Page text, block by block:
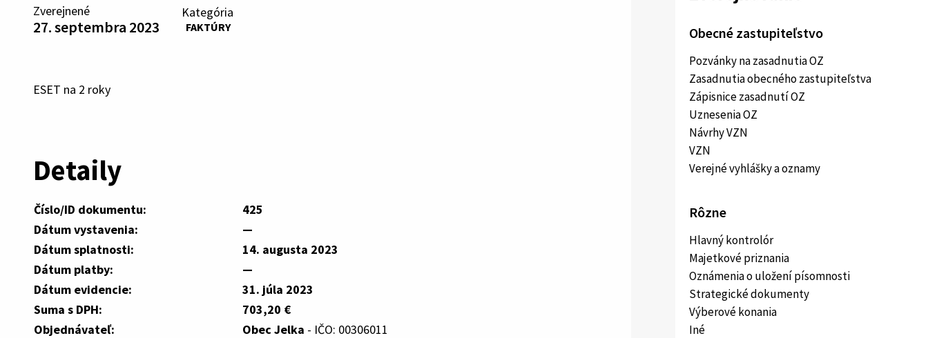
Zverejnené
27. septembra 2023
Kategória
FAKTÚRY
ESET na 2 roky
Detaily
Číslo/ID dokumentu:
425
Dátum vystavenia:
—
Dátum splatnosti:
14. augusta 2023
Dátum platby:
—
Dátum evidencie:
31. júla 2023
Suma s DPH:
703,20 €
Objednávateľ:
Obec Jelka - IČO: 00306011
Obecné zastupiteľstvo
Pozvánky na zasadnutia OZ
Zasadnutia obecného zastupiteľstva
Zápisnice zasadnutí OZ
Uznesenia OZ
Návrhy VZN
VZN
Verejné vyhlášky a oznamy
Rôzne
Hlavný kontrolór
Majetkové priznania
Oznámenia o uložení písomnosti
Strategické dokumenty
Výberové konania
Iné